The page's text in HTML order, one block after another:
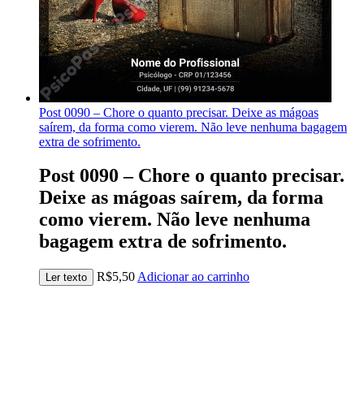
Post 0090 – Chore o quanto precisar. Deixe as mágoas
saírem, da forma como vierem. Não leve nenhuma bagagem
extra de sofrimento.
Post 0090 – Chore o quanto precisar.
Deixe as mágoas saírem, da forma
como vierem. Não leve nenhuma
bagagem extra de sofrimento.
Ler texto R$5,50 Adicionar ao carrinho